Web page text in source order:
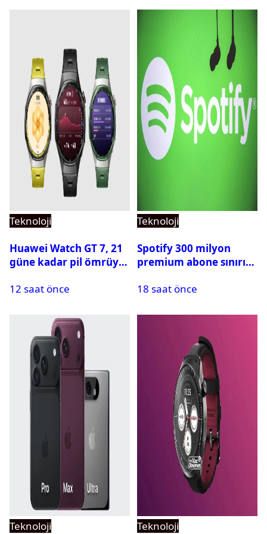
Teknoloji
Huawei Watch GT 7, 21
güne kadar pil ömrüyle
12 saat önce
Teknoloji
Spotify 300 milyon
premium abone sınırını
18 saat önce
Teknoloji
Teknoloji